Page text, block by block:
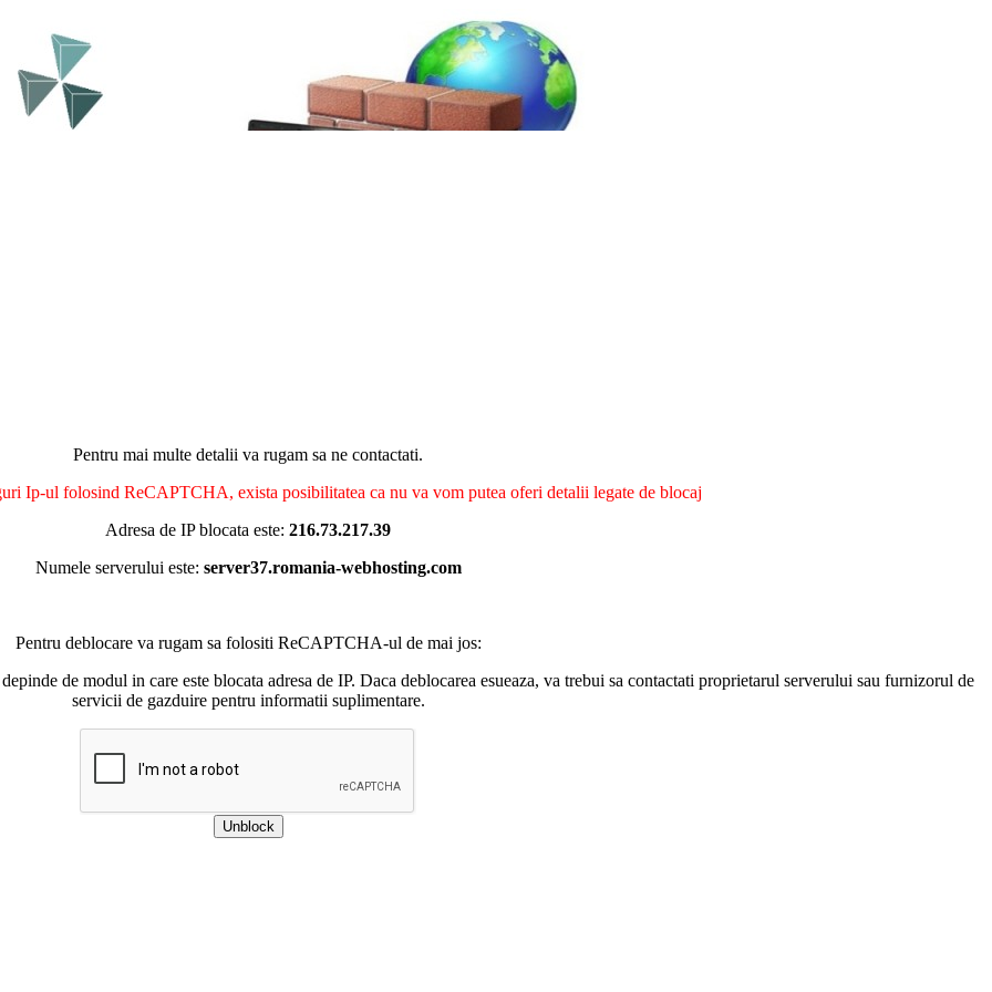
Pentru mai multe detalii va rugam sa ne contactati.
Ip-ul folosind ReCAPTCHA, exista posibilitatea ca nu va vom putea oferi detalii legate de blocaj
Adresa de IP blocata este: 216.73.217.39
Numele serverului este: server37.romania-webhosting.com
Pentru deblocare va rugam sa folositi ReCAPTCHA-ul de mai jos:
de modul in care este blocata adresa de IP. Daca deblocarea esueaza, va trebui sa contactati proprietarul serverului sau furnizorul de
servicii de gazduire pentru informatii suplimentare.